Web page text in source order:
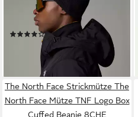
und recyceltem Polyester,
sportlicher Stil
(9)
lieferbar - in 1-2 Werktagen bei dir
The North Face Strickmütze The
North Face Mütze TNF Logo Box
Cuffed Beanie 8CHE